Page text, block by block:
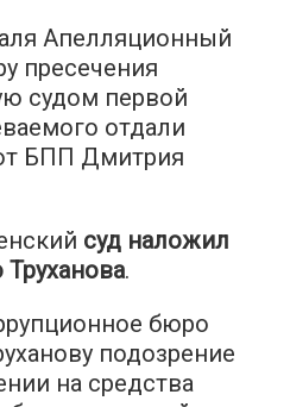
Апелляционный
пресечения
судом первой
отдали
БПП Дмитрия
суд наложил
.
бюро
подозрение
на средства